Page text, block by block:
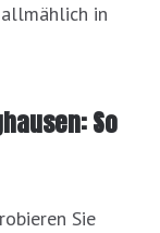
in
So
Sie